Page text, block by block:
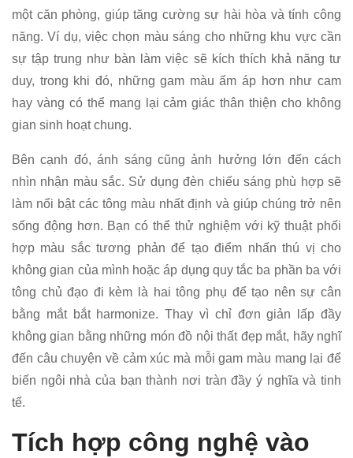
một căn phòng, giúp tăng cường sự hài hòa và tính công
năng. Ví dụ, việc chọn màu sáng cho những khu vực cần
sự tập trung như bàn làm việc sẽ kích thích khả năng tư
duy, trong khi đó, những gam màu ấm áp hơn như cam
hay vàng có thể mang lại cảm giác thân thiện cho không
gian sinh hoạt chung.
Bên cạnh đó, ánh sáng cũng ảnh hưởng lớn đến cách
nhìn nhận màu sắc. Sử dụng đèn chiếu sáng phù hợp sẽ
làm nổi bật các tông màu nhất định và giúp chúng trở nên
sống động hơn. Bạn có thể thử nghiệm với kỹ thuật phối
hợp màu sắc tương phản để tạo điểm nhấn thú vị cho
không gian của mình hoặc áp dụng quy tắc ba phần ba với
tông chủ đạo đi kèm là hai tông phụ để tạo nên sự cân
bằng mắt bắt harmonize. Thay vì chỉ đơn giản lấp đầy
không gian bằng những món đồ nội thất đẹp mắt, hãy nghĩ
đến câu chuyện về cảm xúc mà mỗi gam màu mang lại để
biến ngôi nhà của bạn thành nơi tràn đầy ý nghĩa và tinh
tế.
Tích hợp công nghệ vào